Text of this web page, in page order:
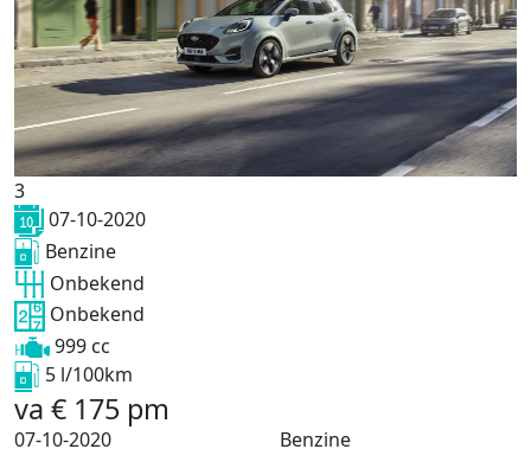
3
07-10-2020
Benzine
Onbekend
Onbekend
999 cc
5 l/100km
va € 175 pm
07-10-2020
Benzine